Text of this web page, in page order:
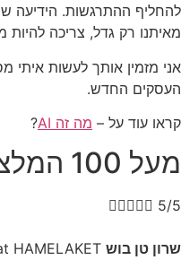
להחליף ההתרגשות. הידיעה
מאיתנו רק גדל, צריכה להיות
אני מזמין אותך לעשות
העסקים החדש.
קראו עוד על – מה זה AI ?
מעל 100 המלצות בגוגל
 5/5
שרון טן בוש HAMELAKET